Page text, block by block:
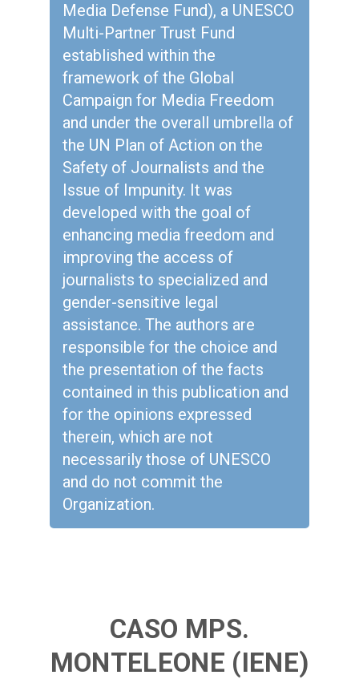
Media Defense Fund), a UNESCO
Multi-Partner Trust Fund
established within the
framework of the Global
Campaign for Media Freedom
and under the overall umbrella of
the UN Plan of Action on the
Safety of Journalists and the
Issue of Impunity. It was
developed with the goal of
enhancing media freedom and
improving the access of
journalists to specialized and
gender-sensitive legal
assistance. The authors are
responsible for the choice and
the presentation of the facts
contained in this publication and
for the opinions expressed
therein, which are not
necessarily those of UNESCO
and do not commit the
Organization.
CASO MPS.
MONTELEONE (IENE)